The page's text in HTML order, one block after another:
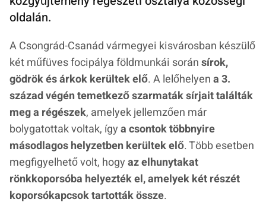
oldalán.
A Csongrád-Csanád vármegyei kisvárosban készülő
két műfüves focipálya földmunkái soránsírok,
gödrök és árkok kerültek elő. A lelőhelyena 3.
század végén temetkező szarmaták sírjait találták
meg a régészek, amelyek jellemzően már
bolygatottak voltak, ígya csontok többnyire
másodlagos helyzetben kerültek elő. Több esetben
megfigyelhető volt, hogyaz elhunytakat
rönkkoporsóba helyezték el, amelyek két részét
koporsókapcsok tartották össze.